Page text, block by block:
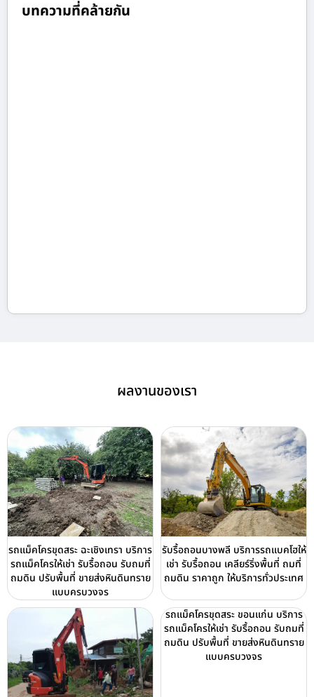
บทความที่คล้ายกัน
ผลงานของเรา
รถแม็คโครขุดสระ ฉะเชิงเทรา บริการ
รถแม็คโครให้เช่า รับรื้อถอน รับถมที่
ถมดิน ปรับพื้นที่ ขายส่งหินดินทราย
แบบครบวงจร
รับรื้อถอนบางพลี บริการรถแบคโฮให้
เช่า รับรื้อถอน เคลียร์ริ่งพื้นที่ ถมที่
ถมดิน ราคาถูก ให้บริการทั่วประเทศ
รถแม็คโครขุดสระ ขอนแก่น บริการ
รถแม็คโครให้เช่า รับรื้อถอน รับถมที่
ถมดิน ปรับพื้นที่ ขายส่งหินดินทราย
แบบครบวงจร